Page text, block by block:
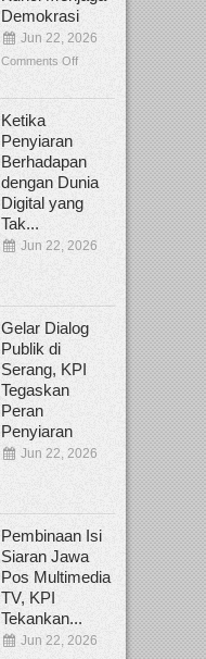
Demokrasi
Jun 22, 2026
Comments Off
Ketika
Penyiaran
Berhadapan
dengan Dunia
Digital yang
Tak...
Jun 22, 2026
Gelar Dialog
Publik di
Serang, KPI
Tegaskan
Peran
Penyiaran
Jun 22, 2026
Pembinaan Isi
Siaran Jawa
Pos Multimedia
TV, KPI
Tekankan...
Jun 22, 2026